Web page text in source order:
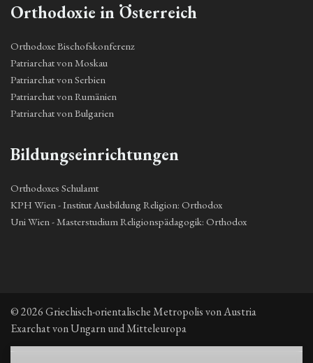
Orthodoxie in Österreich
Orthodoxe Bischofskonferenz
Patriarchat von Moskau
Patriarchat von Serbien
Patriarchat von Rumänien
Patriarchat von Bulgarien
Bildungseinrichtungen
Orthodoxes Schulamt
KPH Wien - Institut Ausbildung Religion: Orthodox
Uni Wien - Masterstudium Religionspädagogik: Orthodox
© 2026 Griechisch-orientalische Metropolis von Austria
Exarchat von Ungarn und Mitteleuropa